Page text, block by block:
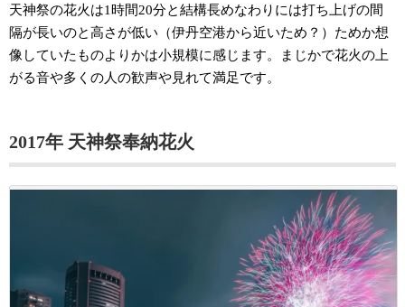
天神祭の花火は1時間20分と結構長めなわりには打ち上げの間
隔が長いのと高さが低い（伊丹空港から近いため？）ためか想
像していたものよりかは小規模に感じます。まじかで花火の上
がる音や多くの人の歓声や見れて満足です。
2017年 天神祭奉納花火